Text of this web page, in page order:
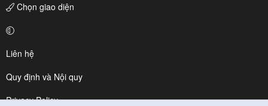
Chọn giao diện
Liên hệ
Quy định và Nội quy
Privacy Policy